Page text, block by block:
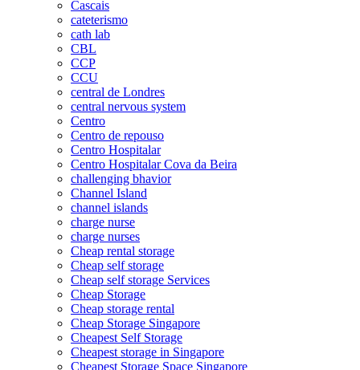
Cascais
cateterismo
cath lab
CBL
CCP
CCU
central de Londres
central nervous system
Centro
Centro de repouso
Centro Hospitalar
Centro Hospitalar Cova da Beira
challenging bhavior
Channel Island
channel islands
charge nurse
charge nurses
Cheap rental storage
Cheap self storage
Cheap self storage Services
Cheap Storage
Cheap storage rental
Cheap Storage Singapore
Cheapest Self Storage
Cheapest storage in Singapore
Cheapest Storage Space Singapore